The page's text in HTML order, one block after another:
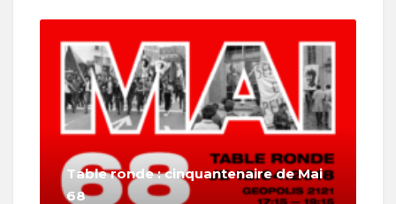
Table ronde : cinquantenaire de Mai
68